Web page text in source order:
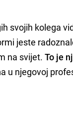
svojih kolega
jeste
na svijet.To je
u njegovoj